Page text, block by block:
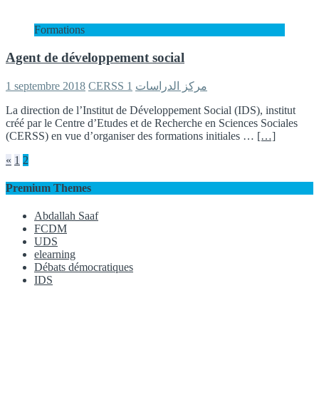
Formations
Agent de développement social
1 septembre 2018 CERSS مركز الدراسات 1
La direction de l’Institut de Développement Social (IDS), institut
créé par le Centre d’Etudes et de Recherche en Sciences Sociales
(CERSS) en vue d’organiser des formations initiales … […]
Pagination
des
publications
« 1 2
Premium Themes
Abdallah Saaf
FCDM
UDS
elearning
Débats démocratiques
IDS